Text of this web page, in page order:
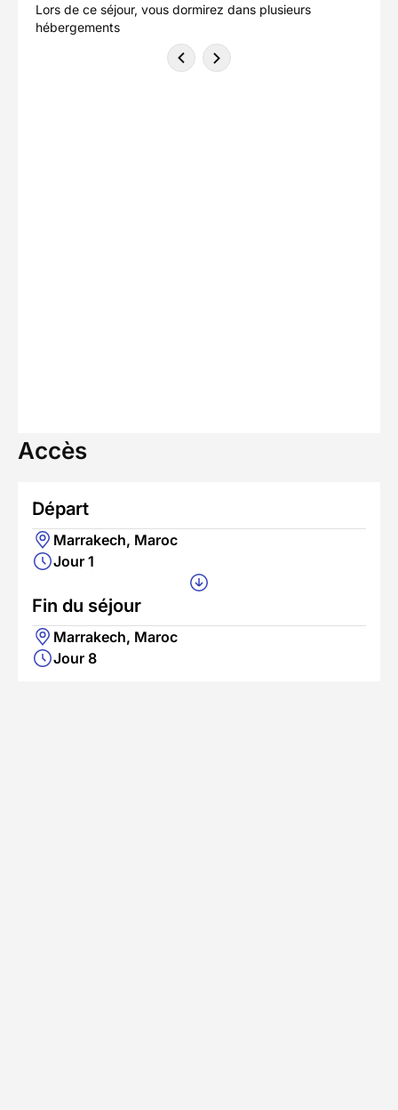
Lors de ce séjour, vous dormirez dans plusieurs
hébergements
Accès
Départ
Marrakech, Maroc
Jour 1
Fin du séjour
Marrakech, Maroc
Jour 8